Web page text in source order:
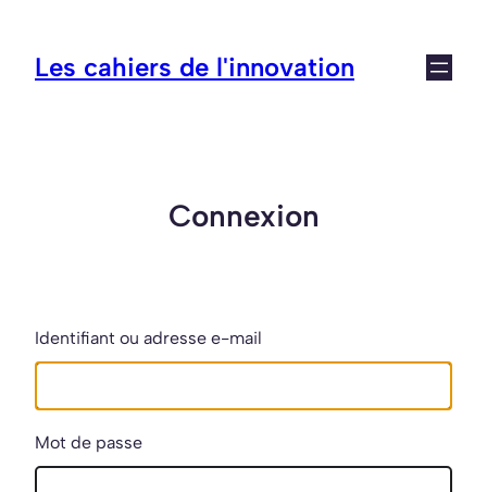
contenu
Les cahiers de l'innovation
Connexion
Identifiant ou adresse e-mail
Mot de passe